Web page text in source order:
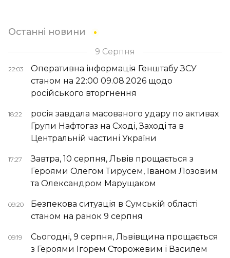
Останні новини
9 Серпня
22:03
Оперативна інформація Генштабу ЗСУ
станом на 22:00 09.08.2026 щодо
російського вторгнення
18:22
росія завдала масованого удару по активах
Групи Нафтогаз на Сході, Заході та в
Центральній частині України
17:27
Завтра, 10 серпня, Львів прощається з
Героями Олегом Тирусем, Іваном Лозовим
та Олександром Марущаком
09:20
Безпекова ситуація в Сумській області
станом на ранок 9 серпня
09:19
Сьогодні, 9 серпня, Львівщина прощається
з Героями Ігорем Сторожевим і Василем